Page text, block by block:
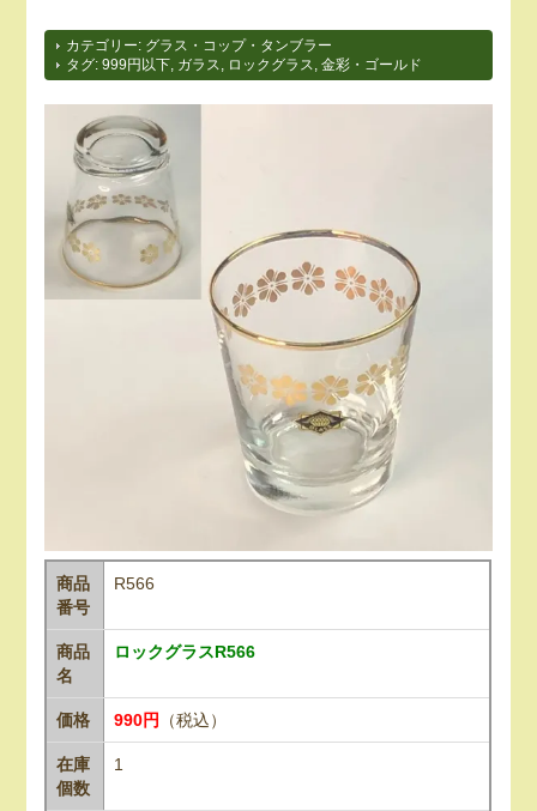
カテゴリー: グラス・コップ・タンブラー
タグ:999円以下 ガラス ロックグラス ,金彩・ゴールド
商品
番号
R566
商品
名
ロックグラスR566
価格 990円 （税込）
在庫
個数
1